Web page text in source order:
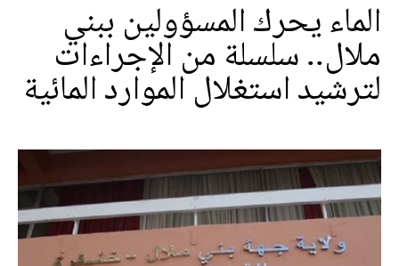
الماء يحرك المسؤولين ببني
ملال.. سلسلة من الإجراءات
لترشيد استغلال الموارد المائية